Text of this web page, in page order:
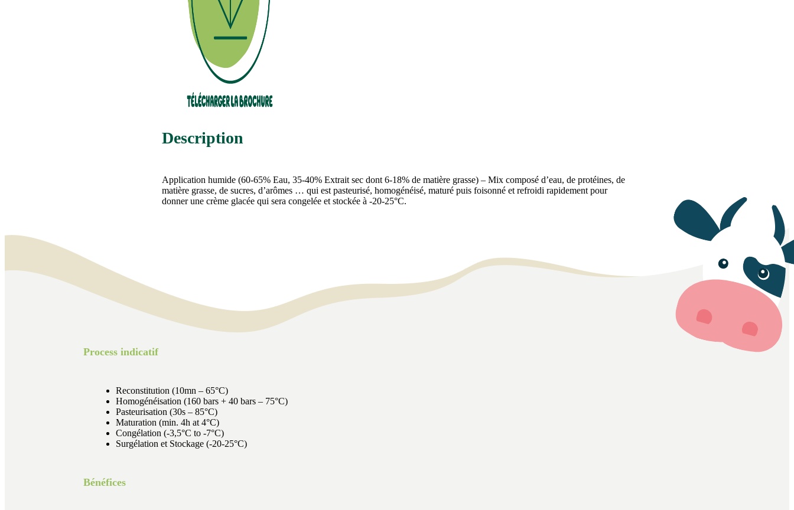
Description
Application humide (60-65% Eau, 35-40% Extrait sec dont 6-18% de matière grasse) – Mix composé d’eau, de protéines, de
matière grasse, de sucres, d’arômes … qui est pasteurisé, homogénéisé, maturé puis foisonné et refroidi rapidement pour
donner une crème glacée qui sera congelée et stockée à -20-25°C.
Process indicatif
Reconstitution (10mn – 65°C)
Homogénéisation (160 bars + 40 bars – 75°C)
Pasteurisation (30s – 85°C)
Maturation (min. 4h at 4°C)
Congélation (-3,5°C to -7°C)
Surgélation et Stockage (-20-25°C)
Bénéfices